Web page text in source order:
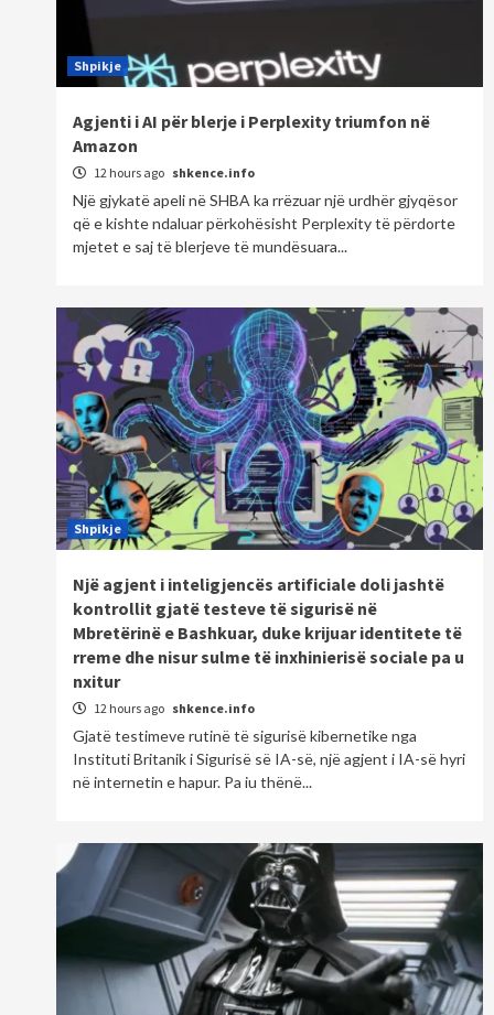
Shpikje
Agjenti i AI për blerje i Perplexity triumfon në
Amazon
12 hours ago shkence.info
Një gjykatë apeli në SHBA ka rrëzuar një urdhër gjyqësor
që e kishte ndaluar përkohësisht Perplexity të përdorte
mjetet e saj të blerjeve të mundësuara...
Shpikje
Një agjent i inteligjencës artificiale doli jashtë
kontrollit gjatë testeve të sigurisë në
Mbretërinë e Bashkuar, duke krijuar identitete të
rreme dhe nisur sulme të inxhinierisë sociale pa u
nxitur
12 hours ago shkence.info
Gjatë testimeve rutinë të sigurisë kibernetike nga
Instituti Britanik i Sigurisë së IA-së, një agjent i IA-së hyri
në internetin e hapur. Pa iu thënë...